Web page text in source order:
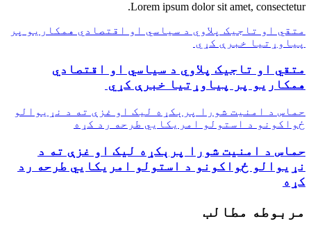
Lorem ipsum dolor sit amet, consectetur.
متقي او تاجیک پلاوي د سیاسي او اقتصادي همکاریو پر
پیاوړتیا خبرې کړي
متقي او تاجیک پلاوي د سیاسي او اقتصادي
همکاریو پر پیاوړتیا خبرې کړي
حماس د امنیت شورا پرېکړه لیک او غزې ته د نړيوالو
ځواکونو د استولو امريکايي طرحه رد کړه
حماس د امنیت شورا پرېکړه لیک او غزې ته د
نړيوالو ځواکونو د استولو امريکايي طرحه رد
کړه
مربوطه مطالب